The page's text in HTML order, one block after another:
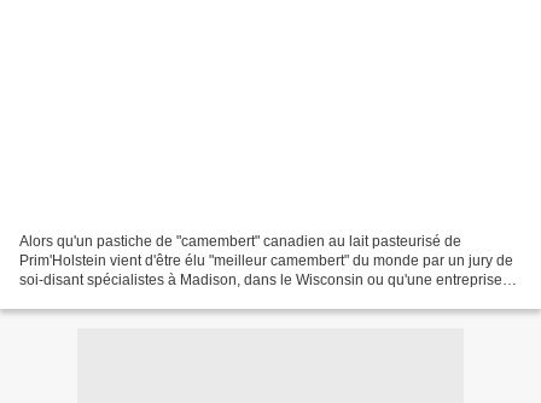
Alors qu'un pastiche de "camembert" canadien au lait pasteurisé de
Prim'Holstein vient d'être élu "meilleur camembert" du monde par un jury de
soi-disant spécialistes à Madison, dans le Wisconsin ou qu'une entreprise